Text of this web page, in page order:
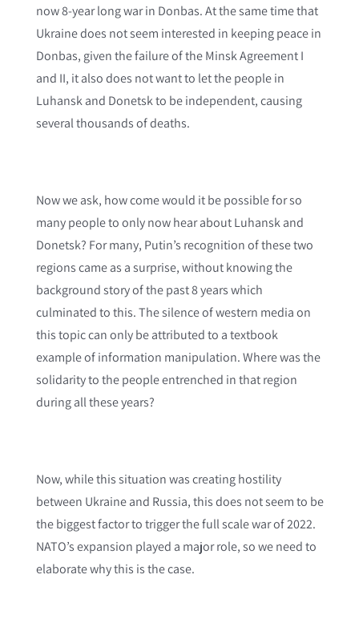
now 8-year long war in Donbas. At the same time that
Ukraine does not seem interested in keeping peace in
Donbas, given the failure of the Minsk Agreement I
and II, it also does not want to let the people in
Luhansk and Donetsk to be independent, causing
several thousands of deaths.
Now we ask, how come would it be possible for so
many people to only now hear about Luhansk and
Donetsk? For many, Putin’s recognition of these two
regions came as a surprise, without knowing the
background story of the past 8 years which
culminated to this. The silence of western media on
this topic can only be attributed to a textbook
example of information manipulation. Where was the
solidarity to the people entrenched in that region
during all these years?
Now, while this situation was creating hostility
between Ukraine and Russia, this does not seem to be
the biggest factor to trigger the full scale war of 2022.
NATO’s expansion played a major role, so we need to
elaborate why this is the case.